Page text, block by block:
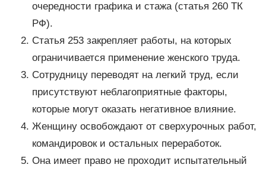
очередности графика и стажа (статья 260 ТК
РФ).
Статья 253 закрепляет работы, на которых
ограничивается применение женского труда.
Сотрудницу переводят на легкий труд, если
присутствуют неблагоприятные факторы,
которые могут оказать негативное влияние.
Женщину освобождают от сверхурочных работ,
командировок и остальных переработок.
Она имеет право не проходит испытательный